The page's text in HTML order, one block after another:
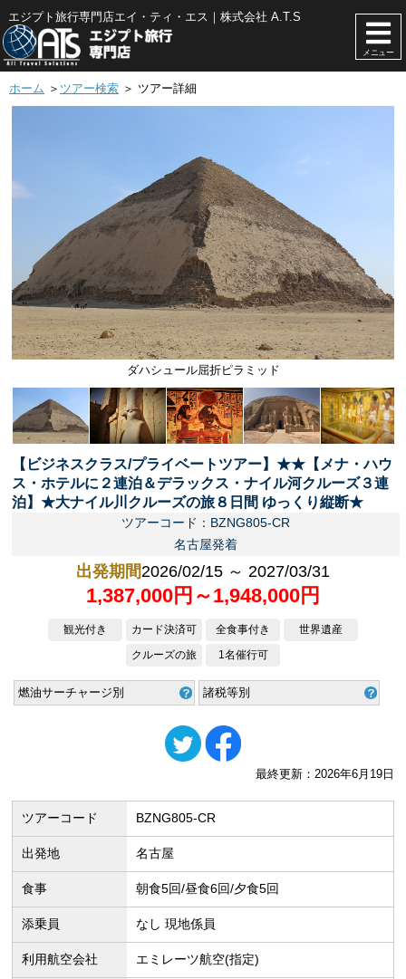
エジプト旅行専門店エイ・ティ・エス｜株式会社 A.T.S
メニュー
ホーム ＞ ツアー検索 ＞ ツアー詳細
ダハシュール屈折ピラミッド
【ビジネスクラス/プライベートツアー】★★【メナ・ハウ
ス・ホテルに２連泊＆デラックス・ナイル河クルーズ３連
泊】★大ナイル川クルーズの旅８日間 ゆっくり縦断★
ツアーコード：BZNG805-CR
名古屋発着
出発期間2026/02/15 ～ 2027/03/31
1,387,000円～1,948,000円
観光付き カード決済可 全食事付き
世界遺産
クルーズの旅
1名催行可
燃油サーチャージ別 諸税等別
最終更新：2026年6月19日
ツアーコード BZNG805-CR
出発地 名古屋
食事 朝食5回/昼食6回/夕食5回
添乗員 なし 現地係員
利用航空会社 エミレーツ航空(指定)